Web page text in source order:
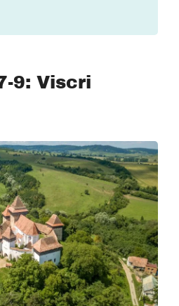
9: Viscri